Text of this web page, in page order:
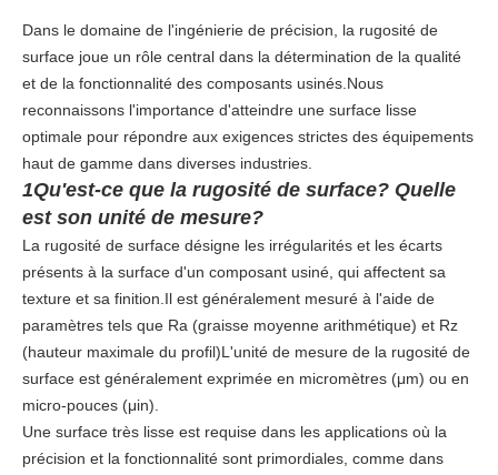
Dans le domaine de l'ingénierie de précision, la rugosité de
surface joue un rôle central dans la détermination de la qualité
et de la fonctionnalité des composants usinés.Nous
reconnaissons l'importance d'atteindre une surface lisse
optimale pour répondre aux exigences strictes des équipements
haut de gamme dans diverses industries.
1Qu'est-ce que la rugosité de surface? Quelle
est son unité de mesure?
La rugosité de surface désigne les irrégularités et les écarts
présents à la surface d'un composant usiné, qui affectent sa
texture et sa finition.Il est généralement mesuré à l'aide de
paramètres tels que Ra (graisse moyenne arithmétique) et Rz
(hauteur maximale du profil)L'unité de mesure de la rugosité de
surface est généralement exprimée en micromètres (μm) ou en
micro-pouces (μin).
Une surface très lisse est requise dans les applications où la
précision et la fonctionnalité sont primordiales, comme dans